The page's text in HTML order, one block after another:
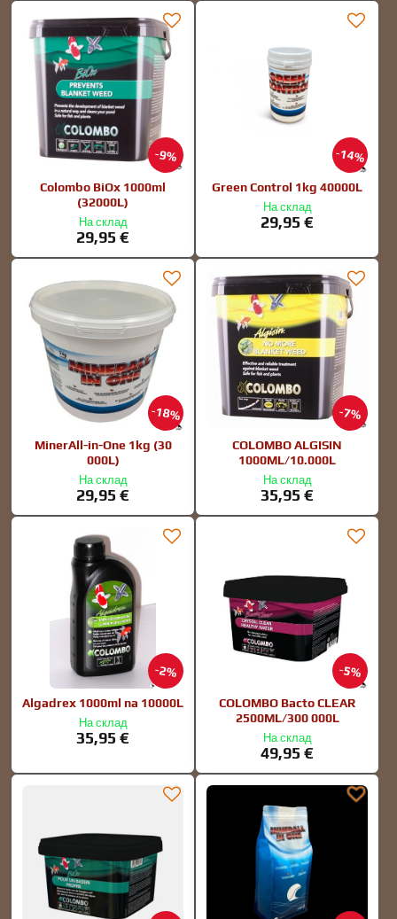
9%
Colombo BiOx 1000ml
(32000L)
На склад
29,95 €
14%
Green Control 1kg 40000L
На склад
29,95 €
18%
MinerAll-in-One 1kg (30
000L)
На склад
29,95 €
7%
COLOMBO ALGISIN
1000ML/10.000L
На склад
35,95 €
2%
Algadrex 1000ml na 10000L
На склад
35,95 €
5%
COLOMBO Bacto CLEAR
2500ML/300 000L
На склад
49,95 €